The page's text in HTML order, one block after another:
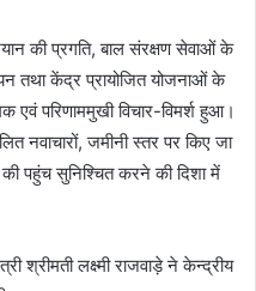
की प्रगति, बाल संरक्षण सेवाओं के
तथा केंद्र प्रायोजित योजनाओं के
एवं परिणाममुखी विचार-विमर्श हुआ।
नवाचारों, जमीनी स्तर पर किए जा
की पहुंच सुनिश्चित करने की दिशा में